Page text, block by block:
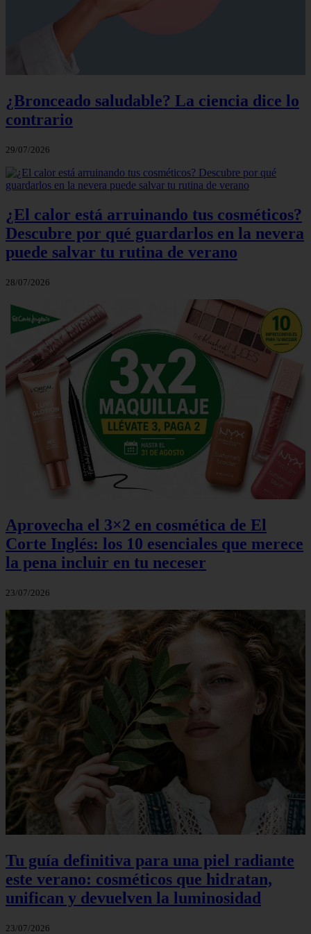
¿Bronceado saludable? La ciencia dice lo
contrario
29/07/2026
¿El calor está arruinando tus cosméticos?
Descubre por qué guardarlos en la nevera
puede salvar tu rutina de verano
28/07/2026
Aprovecha el 3×2 en cosmética de El
Corte Inglés: los 10 esenciales que merece
la pena incluir en tu neceser
23/07/2026
Tu guía definitiva para una piel radiante
este verano: cosméticos que hidratan,
unifican y devuelven la luminosidad
23/07/2026